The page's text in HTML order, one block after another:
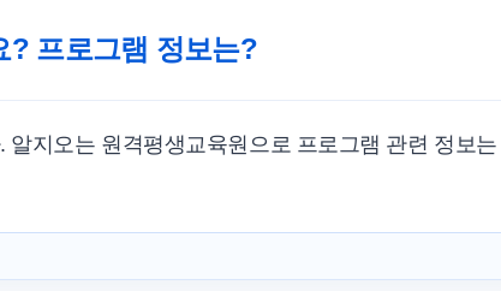
? 프로그램 정보는?
지오는 원격평생교육원으로 프로그램 관련 정보는